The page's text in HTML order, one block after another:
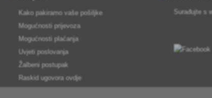
Kako pakiramo vaše pošiljke
Mogućnosti prijevoza
Mogućnosti plaćanja
Uvjeti poslovanja
Žalbeni postupak
Raskid ugovora ovdje
Surađujte s